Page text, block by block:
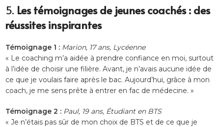
5. Les témoignages de jeunes coachés : des
réussites inspirantes
Témoignage 1 : Marion, 17 ans, Lycéenne
« Le coaching m’a aidée à prendre confiance en moi, surtout
à l’idée de choisir une filière. Avant, je n’avais aucune idée de
ce que je voulais faire après le bac. Aujourd’hui, grâce à mon
coach, je me sens prête à entrer en fac de médecine. »
Témoignage 2 : Paul, 19 ans, Étudiant en BTS
« Je n’étais pas sûr de mon choix de BTS et de ce que je